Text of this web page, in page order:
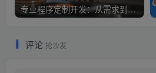
专业程序定制开发：从需求到落地，我们全程护航
评论 抢沙发